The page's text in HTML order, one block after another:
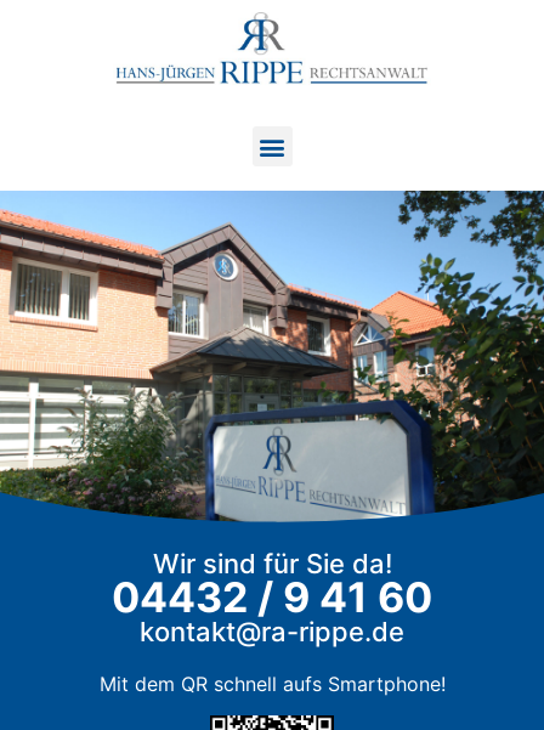
Wir sind für Sie da!
04432 / 9 41 60
kontakt@ra-rippe.de
Mit dem QR schnell aufs Smartphone!